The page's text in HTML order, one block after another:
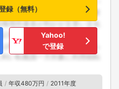
録（無料）
Yahoo!
で登録
年収480万円 2011年度